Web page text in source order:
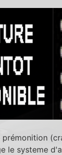
prémonition
le systeme